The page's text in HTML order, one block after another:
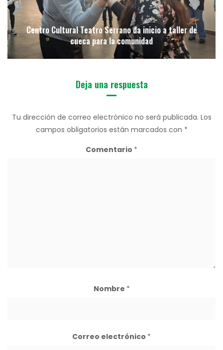
Centro Cultural Teatro Serrano da inicio a taller de
cueca para la comunidad
Deja una respuesta
Tu dirección de correo electrónico no será publicada. Los
campos obligatorios están marcados con *
Comentario *
Nombre *
Correo electrónico *